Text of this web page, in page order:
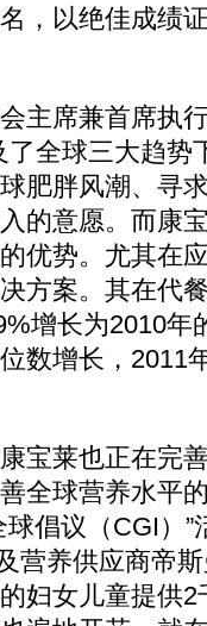
，以绝佳成绩
席兼首席执行
全球三大趋势
肥胖风潮、寻
的意愿。而康
优势。尤其在
方案。其在代
增长为2010年
数增长，2011
莱也正在完
全球营养水平
倡议（CGI）”
营养供应商帝
妇女儿童提供